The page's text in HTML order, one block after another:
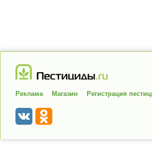
Реклама Магазин Регистрация